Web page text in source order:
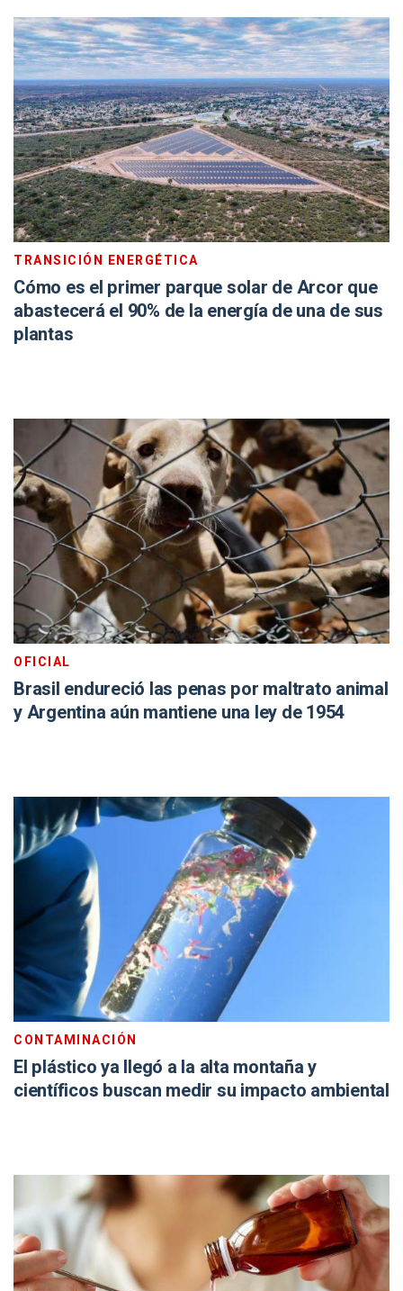
TRANSICIÓN ENERGÉTICA
Cómo es el primer parque solar de Arcor que
abastecerá el 90% de la energía de una de sus
plantas
OFICIAL
Brasil endureció las penas por maltrato animal
y Argentina aún mantiene una ley de 1954
CONTAMINACIÓN
El plástico ya llegó a la alta montaña y
científicos buscan medir su impacto ambiental